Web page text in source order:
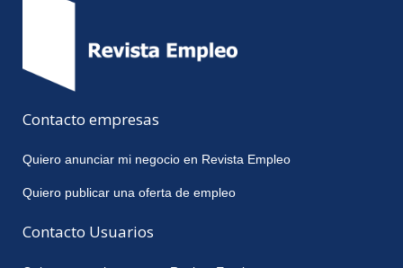
Contacto empresas
Quiero anunciar mi negocio en Revista Empleo
Quiero publicar una oferta de empleo
Contacto Usuarios